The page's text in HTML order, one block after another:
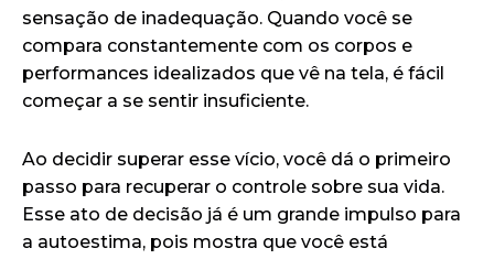
sensação de inadequação. Quando você se
compara constantemente com os corpos e
performances idealizados que vê na tela, é fácil
começar a se sentir insuficiente.
Ao decidir superar esse vício, você dá o primeiro
passo para recuperar o controle sobre sua vida.
Esse ato de decisão já é um grande impulso para
a autoestima, pois mostra que você está